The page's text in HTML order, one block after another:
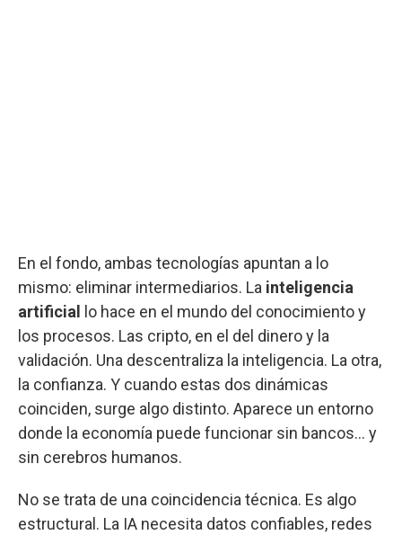
En el fondo, ambas tecnologías apuntan a lo
mismo: eliminar intermediarios. La inteligencia
artificial
lo hace en el mundo del conocimiento y
los procesos. Las cripto, en el del dinero y la
validación. Una descentraliza la inteligencia. La otra,
la confianza. Y cuando estas dos dinámicas
coinciden, surge algo distinto. Aparece un entorno
donde la economía puede funcionar sin bancos… y
sin cerebros humanos.
No se trata de una coincidencia técnica. Es algo
estructural. La IA necesita datos confiables, redes